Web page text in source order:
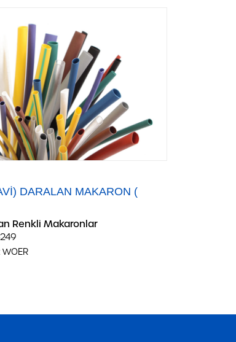
DARALAN MAKARON (
Renkli Makaronlar
WOER